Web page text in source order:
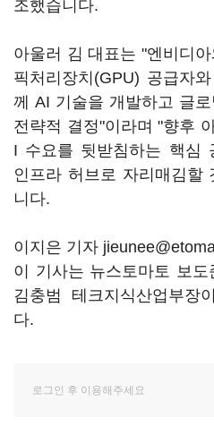
조했습니다.
아울러 김 대표는 "엔비디
픽처리장치(GPU) 공급자
께 AI 기술을 개발하고 글
전략적 결정"이라며 "향후
I 수요를 뒷받침하는 핵심
인프라 허브로 자리매김할
니다.
이지은 기자
이 기사는 뉴스토마토 보
김충범 테크지식산업부장
다.